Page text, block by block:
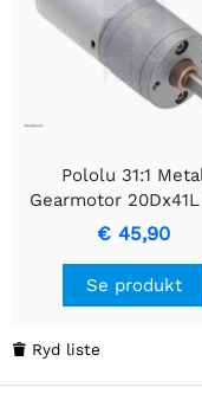
Pololu 31:1
Gearmotor
6V CB
€ 45,90
Se produkt
 Ryd liste